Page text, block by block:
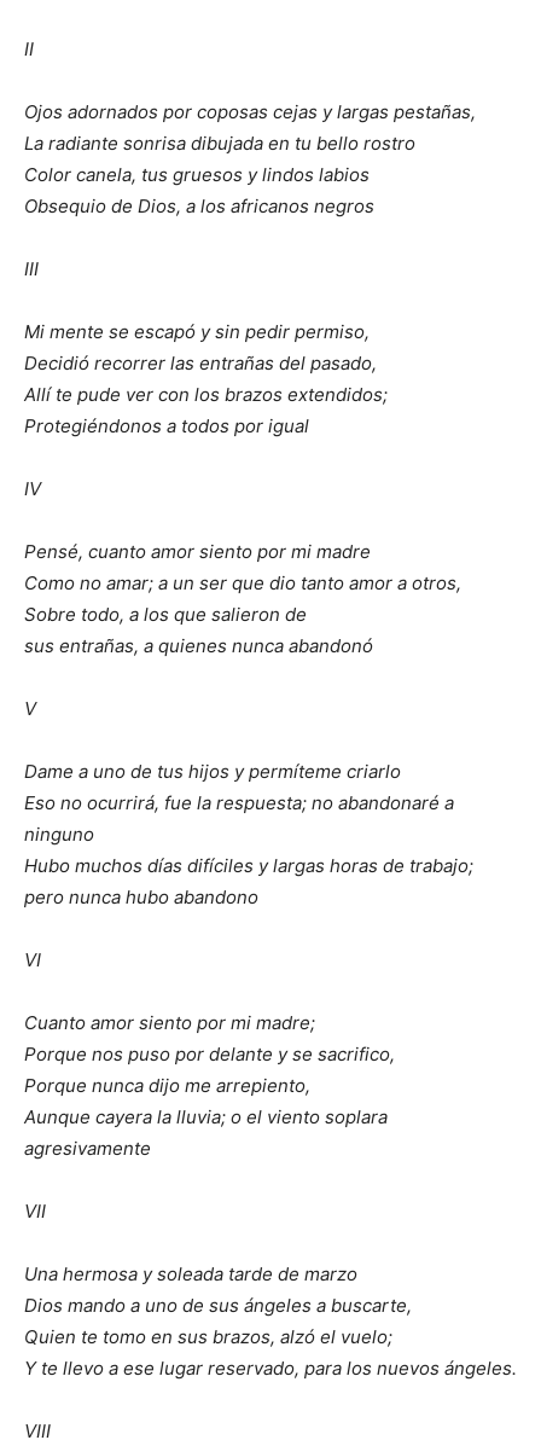
II
Ojos adornados por coposas cejas y largas pestañas,
La radiante sonrisa dibujada en tu bello rostro
Color canela, tus gruesos y lindos labios
Obsequio de Dios, a los africanos negros
III
Mi mente se escapó y sin pedir permiso,
Decidió recorrer las entrañas del pasado,
Allí te pude ver con los brazos extendidos;
Protegiéndonos a todos por igual
IV
Pensé, cuanto amor siento por mi madre
Como no amar; a un ser que dio tanto amor a otros,
Sobre todo, a los que salieron de
sus entrañas, a quienes nunca abandonó
V
Dame a uno de tus hijos y permíteme criarlo
Eso no ocurrirá, fue la respuesta; no abandonaré a
ninguno
Hubo muchos días difíciles y largas horas de trabajo;
pero nunca hubo abandono
VI
Cuanto amor siento por mi madre;
Porque nos puso por delante y se sacrifico,
Porque nunca dijo me arrepiento,
Aunque cayera la lluvia; o el viento soplara
agresivamente
VII
Una hermosa y soleada tarde de marzo
Dios mando a uno de sus ángeles a buscarte,
Quien te tomo en sus brazos, alzó el vuelo;
Y te llevo a ese lugar reservado, para los nuevos ángeles.
VIII